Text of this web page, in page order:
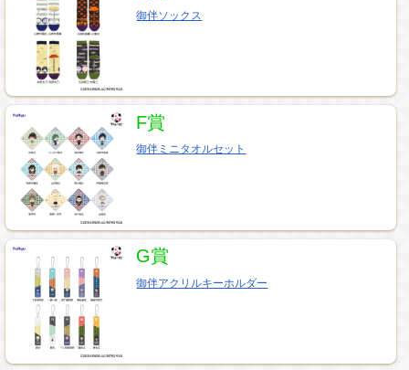
御伴ソックス
F賞
御伴ミニタオルセット
G賞
御伴アクリルキーホルダー